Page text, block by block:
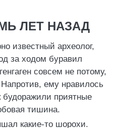
ЛЕТ НАЗАД
известный археолог,
за ходом буравил
совсем не потому,
Напротив, ему нравилось
приятные
тишина.
какие-то шорохи.